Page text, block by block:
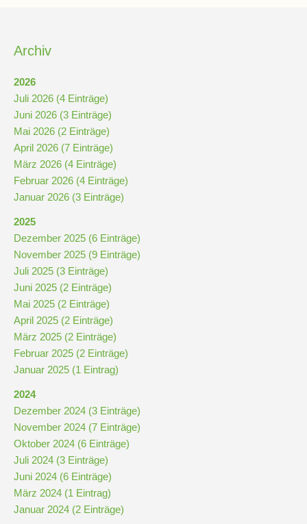
Schulpflegschaft
Förderverein
Schulchronik
Konzepte
Lehrer-
Raum-
Prinzip
Berufswahlvorbereitung
Hausaufgabenbetreuung
Streitschlichtung
Kompetenzteam
Seiteneinsteiger
Archiv
2026
Juli 2026 (4 Einträge)
Juni 2026 (3 Einträge)
Mai 2026 (2 Einträge)
April 2026 (7 Einträge)
März 2026 (4 Einträge)
Februar 2026 (4 Einträge)
Januar 2026 (3 Einträge)
2025
Dezember 2025 (6 Einträge)
November 2025 (9 Einträge)
Juli 2025 (3 Einträge)
Juni 2025 (2 Einträge)
Mai 2025 (2 Einträge)
April 2025 (2 Einträge)
März 2025 (2 Einträge)
Februar 2025 (2 Einträge)
Januar 2025 (1 Eintrag)
2024
Dezember 2024 (3 Einträge)
November 2024 (7 Einträge)
Oktober 2024 (6 Einträge)
Juli 2024 (3 Einträge)
Juni 2024 (6 Einträge)
März 2024 (1 Eintrag)
Januar 2024 (2 Einträge)